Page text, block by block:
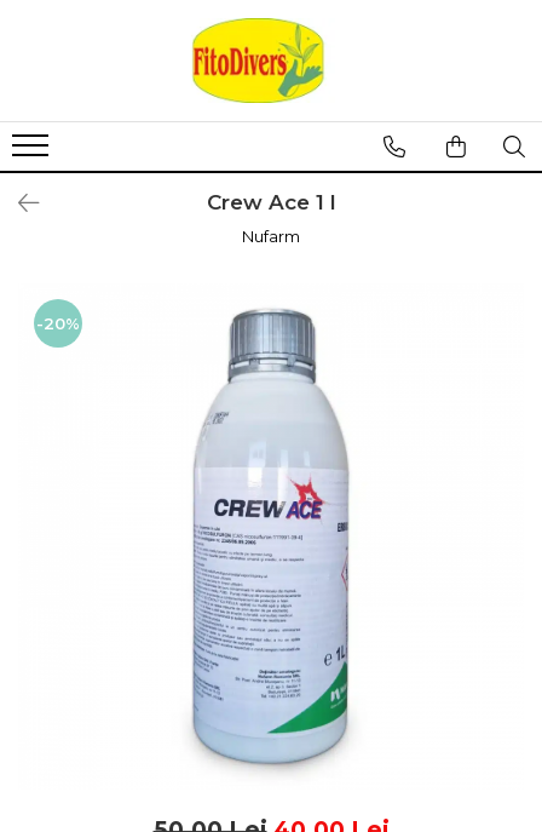
Crew Ace 1 l
Nufarm
-20%